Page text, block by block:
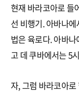
현재 바라코아로 들
선 비행기. 아바나
법은 육로다. 아바
고 데 쿠바에서는 5
자, 그럼 바라코아